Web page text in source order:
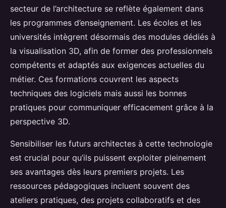
secteur de l’architecture se reflète également dans
les programmes d’enseignement. Les écoles et les
universités intègrent désormais des modules dédiés à
la visualisation 3D, afin de former des professionnels
compétents et adaptés aux exigences actuelles du
métier. Ces formations couvrent les aspects
techniques des logiciels mais aussi les bonnes
pratiques pour communiquer efficacement grâce à la
perspective 3D.
Sensibiliser les futurs architectes à cette technologie
est crucial pour qu’ils puissent exploiter pleinement
ses avantages dès leurs premiers projets. Les
ressources pédagogiques incluent souvent des
ateliers pratiques, des projets collaboratifs et des